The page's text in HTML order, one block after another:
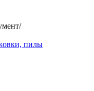
/
пилы